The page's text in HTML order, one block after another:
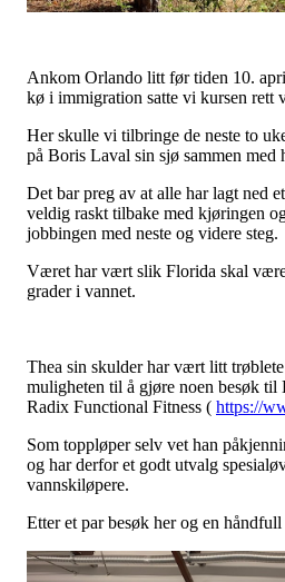
Ankom Orlando litt før tiden 10.
kø i immigration satte vi kursen rett
Her skulle vi tilbringe de neste to
på Boris Laval sin sjø sammen med
Det bar preg av at alle har lagt ned
veldig raskt tilbake med kjøringen
jobbingen med neste og videre steg.
Været har vært slik Florida skal
grader i vannet.
Thea sin skulder har vært litt
muligheten til å gjøre noen besøk til
Radix Functional Fitness ( https://
Som toppløper selv vet han
og har derfor et godt utvalg
vannskiløpere.
Etter et par besøk her og en